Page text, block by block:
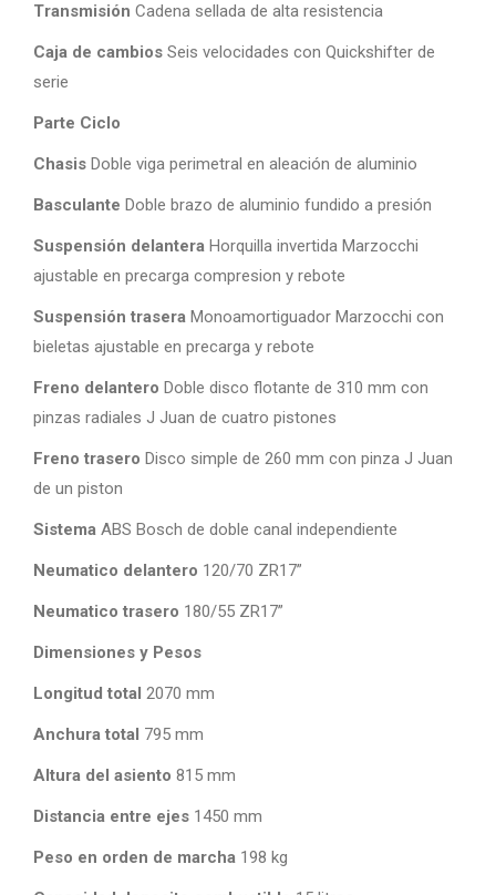
Transmisión Cadena sellada de alta resistencia
Caja de cambios Seis velocidades con Quickshifter de
serie
Parte Ciclo
Chasis Doble viga perimetral en aleación de aluminio
Basculante Doble brazo de aluminio fundido a presión
Suspensión delantera Horquilla invertida Marzocchi
ajustable en precarga compresion y rebote
Suspensión trasera Monoamortiguador Marzocchi con
bieletas ajustable en precarga y rebote
Freno delantero Doble disco flotante de 310 mm con
pinzas radiales J Juan de cuatro pistones
Freno trasero Disco simple de 260 mm con pinza J Juan
de un piston
Sistema ABS Bosch de doble canal independiente
Neumatico delantero 120/70 ZR17”
Neumatico trasero 180/55 ZR17”
Dimensiones y Pesos
Longitud total 2070 mm
Anchura total 795 mm
Altura del asiento 815 mm
Distancia entre ejes 1450 mm
Peso en orden de marcha 198 kg